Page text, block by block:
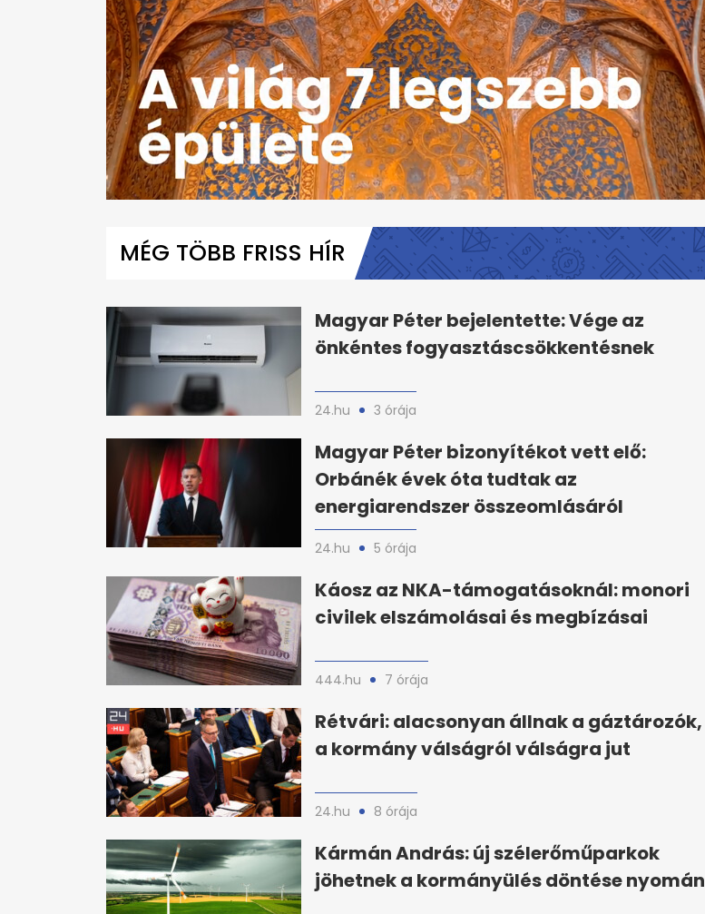
minute,
0%
MÉG TÖBB FRISS HÍR
Magyar Péter bejelentette: Vége az
önkéntes fogyasztáscsökkentésnek
24.hu 3 órája
Magyar Péter bizonyítékot vett elő:
Orbánék évek óta tudtak az
energiarendszer összeomlásáról
24.hu 5 órája
Káosz az NKA-támogatásoknál: monori
civilek elszámolásai és megbízásai
444.hu 7 órája
Rétvári: alacsonyan állnak a gáztározók,
a kormány válságról válságra jut
24.hu 8 órája
Kármán András: új szélerőműparkok
jöhetnek a kormányülés döntése nyomán